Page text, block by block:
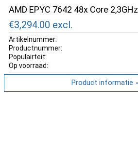
AMD EPYC 7642 48x Core 2,3GHz
€3,294.00 excl.
Artikelnummer:
Productnummer:
Populairteit:
Op voorraad:
Product informatie